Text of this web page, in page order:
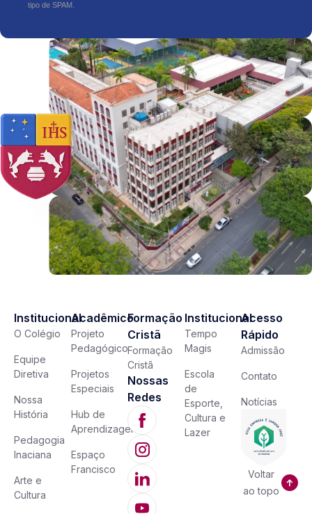
tipo de SPAM.
Institucional
O Colégio
Equipe
Diretiva
Nossa
História
Pedagogia
Inaciana
Arte e
Cultura
Acadêmico
Projeto
Pedagógico
Projetos
Especiais
Hub de
Aprendizagem
Espaço
Francisco
Formação
Cristã
Formação
Cristã
Nossas
Redes
Institucional
Tempo
Magis
Escola
de
Esporte,
Cultura e
Lazer
Acesso
Rápido
Admissão
Contato
Notícias
Voltar
ao topo